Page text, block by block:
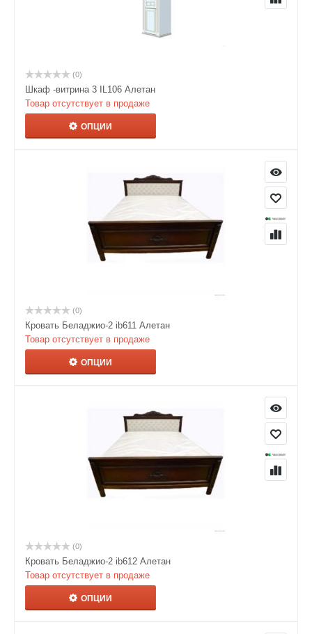
(0)
Шкаф -витрина 3 IL106 Алетан
Товар отсутствует в продаже
ОПЦИИ
(0)
Кровать Беладжио-2 ib611 Алетан
Товар отсутствует в продаже
ОПЦИИ
(0)
Кровать Беладжио-2 ib612 Алетан
Товар отсутствует в продаже
ОПЦИИ